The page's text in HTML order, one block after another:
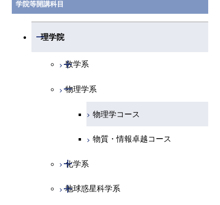
学院等開講科目
理学院
開閉
数学系
開閉
数学コース
物理学系
開閉
物理学コース
物質・情報卓越コース
化学系
開閉
化学コース
地球惑星科学系
開閉